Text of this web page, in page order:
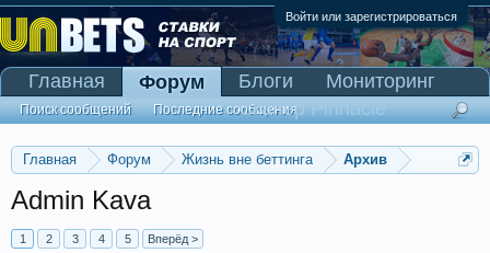
Войти или зарегистрироваться
Главная Форум Жизнь вне беттинга Архив
Admin Kava
1 2 3 4 5 Вперёд >
Главная Форум
Поиск сообщений Последние сообщения
Блоги
Мониторинг
Сканер Pinnacle